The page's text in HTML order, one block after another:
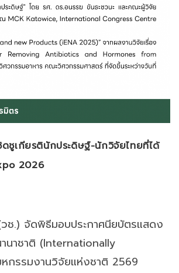
ชูเกียรตินักประดิษฐ์-นักวิจัยไทยที่ได้
2026
.) จัดพิธีมอบประกาศนียบัตรแสดง
นาชาติ (Internationally
กรรมงานวิจัยแห่งชาติ 2569